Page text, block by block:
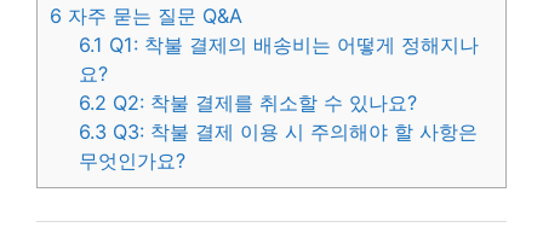
6 자주 묻는 질문 Q&A
6.1 Q1: 착불 결제의 배송비는 어떻게 정해지나
요?
6.2 Q2: 착불 결제를 취소할 수 있나요?
6.3 Q3: 착불 결제 이용 시 주의해야 할 사항은
무엇인가요?